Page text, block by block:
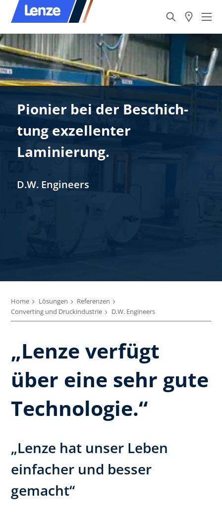
Pionier bei der Beschich­
tung exzellenter
Laminierung.
D.W. Engineers
Home Lösungen
Referenzen
Converting und Druckindustrie
D.W. Engineers
„Lenze verfügt
über eine sehr gute
Technologie.“
„Lenze hat unser Leben
einfacher und besser
gemacht“